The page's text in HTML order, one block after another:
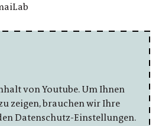
von Youtube. Um Ihnen
zeigen, brauchen wir Ihre
Datenschutz-Einstellungen.